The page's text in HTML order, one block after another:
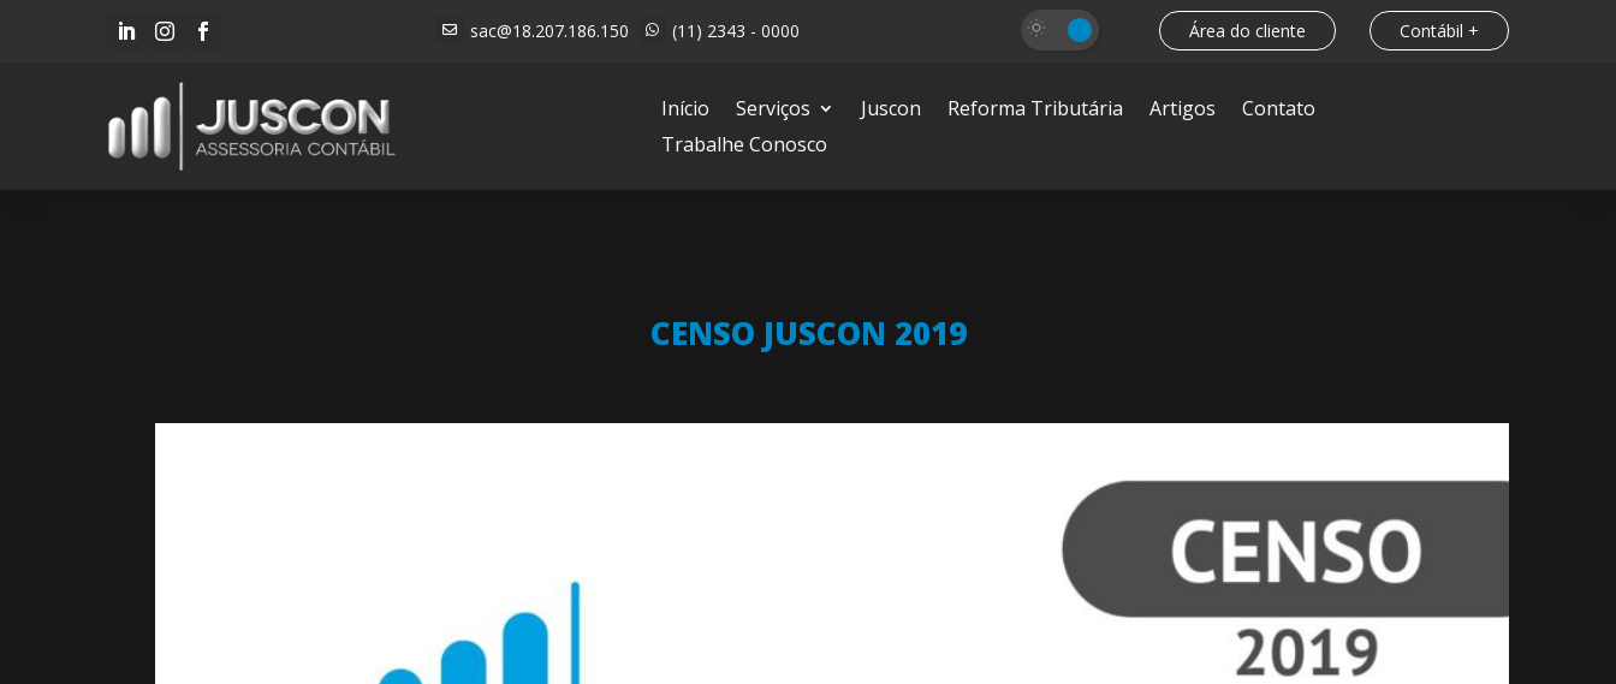
    sac@18.207.186.150  (11) 2343 - 0000 Área do cliente Contábil +
Início Serviços Juscon Reforma Tributária Artigos
Contato
Trabalhe Conosco
CENSO JUSCON 2019